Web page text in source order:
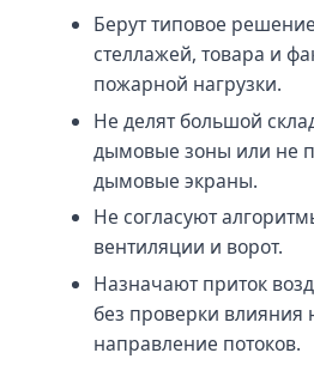
Берут типовое
стеллажей, товара и
пожарной нагрузки.
Не делят большой
дымовые зоны или не
дымовые экраны.
Не согласуют
вентиляции и ворот.
Назначают приток
без проверки влияния
направление потоков.